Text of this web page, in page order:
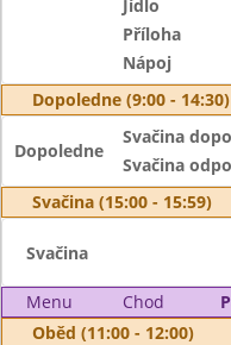
Jídlo
Příloha
Nápoj
Dopoledne (9:00 - 14:30)
Dopoledne
Svačina
Svačina
Svačina (15:00 - 15:59)
Svačina
Menu Chod
Oběd (11:00 - 12:00)